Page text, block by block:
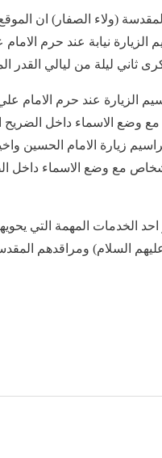
نيابة عند حرم
ثاني ليلة من ليالي القدر
الزيارة عند حرم الامام
مع وضع الاسماء داخل
زيارة الامام الحسين
مع وضع الاسماء داخل
احد الخدمات المهمة التي
السلام) ومراقدهم